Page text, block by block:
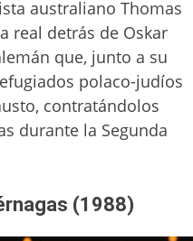
australiano Thomas
real detrás de Oskar
que, junto a su
polaco-judíos
contratándolos
durante la Segunda
(1988)